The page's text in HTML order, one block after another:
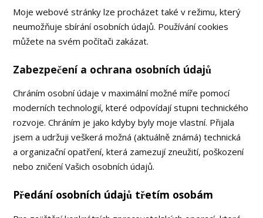
Moje webové stránky lze procházet také v režimu, který
neumožňuje sbírání osobních údajů. Používání cookies
můžete na svém počítači zakázat.
Zabezpečení a ochrana osobních údajů
Chráním osobní údaje v maximální možné míře pomocí
moderních technologií, které odpovídají stupni technického
rozvoje. Chráním je jako kdyby byly moje vlastní. Přijala
jsem a udržuji veškerá možná (aktuálně známá) technická
a organizační opatření, která zamezují zneužití, poškození
nebo zničení Vašich osobních údajů.
Předání osobních údajů třetím osobám